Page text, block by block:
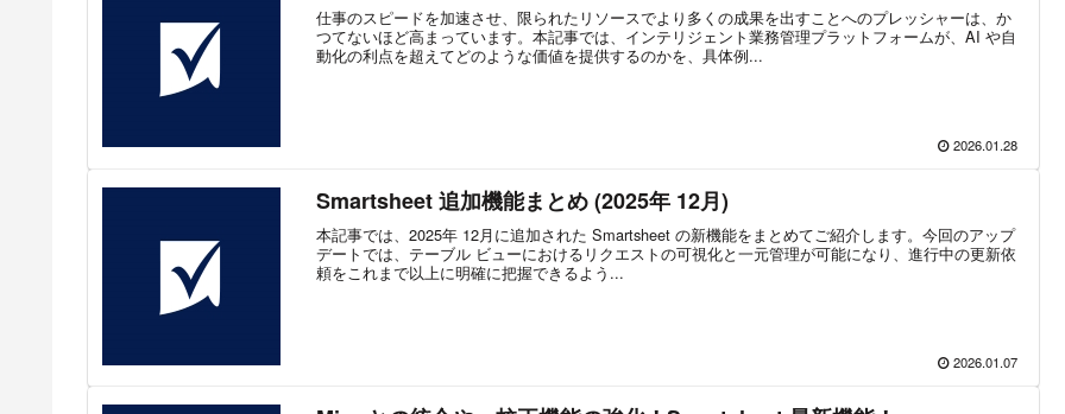
仕事のスピードを加速させ、限られたリソースでより多くの成果を出すことへのプレッシャーは、か
つてないほど高まっています。本記事では、インテリジェント業務管理プラットフォームが、AI や自
動化の利点を超えてどのような価値を提供するのかを、具体例...
2026.01.28
Smartsheet 追加機能まとめ (2025年 12月)
本記事では、2025年 12月に追加された Smartsheet の新機能をまとめてご紹介します。今回のアップ
デートでは、テーブル ビューにおけるリクエストの可視化と一元管理が可能になり、進行中の更新依
頼をこれまで以上に明確に把握できるよう...
2026.01.07